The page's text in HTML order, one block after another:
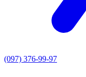
(097) 376-99-97